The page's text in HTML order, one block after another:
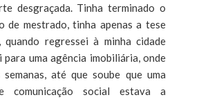
desgraçada. Tinha terminado o
de mestrado, tinha apenas a tese
regressei à minha cidade
para uma agência imobiliária, onde
até que soube que uma
comunicação social estava a